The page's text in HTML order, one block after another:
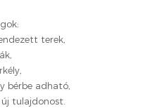
terek,
bérbe adható,
tulajdonost.